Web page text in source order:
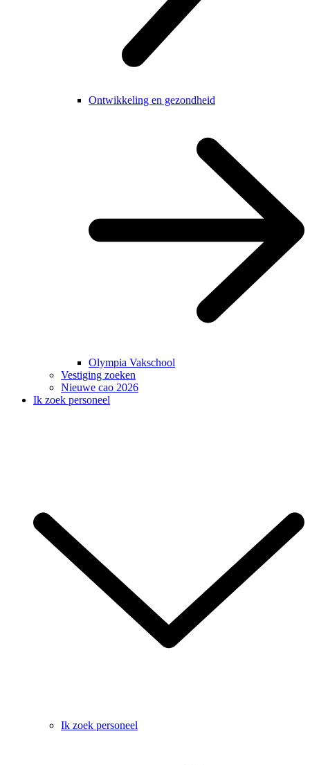
Ontwikkeling en gezondheid
Olympia Vakschool
Vestiging zoeken
Nieuwe cao 2026
Ik zoek personeel
Ik zoek personeel